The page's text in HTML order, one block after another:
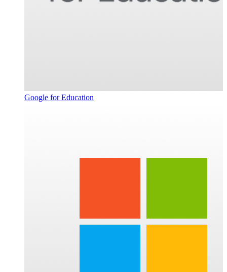
Google for Education